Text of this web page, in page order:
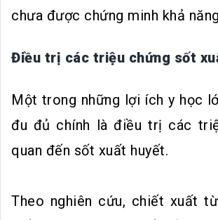
chưa được chứng minh khả
Điều trị các triệu chứng sốt
Một trong những lợi ích y học
đu đủ chính là điều trị các
quan đến sốt xuất huyết.
Theo nghiên cứu, chiết xuất